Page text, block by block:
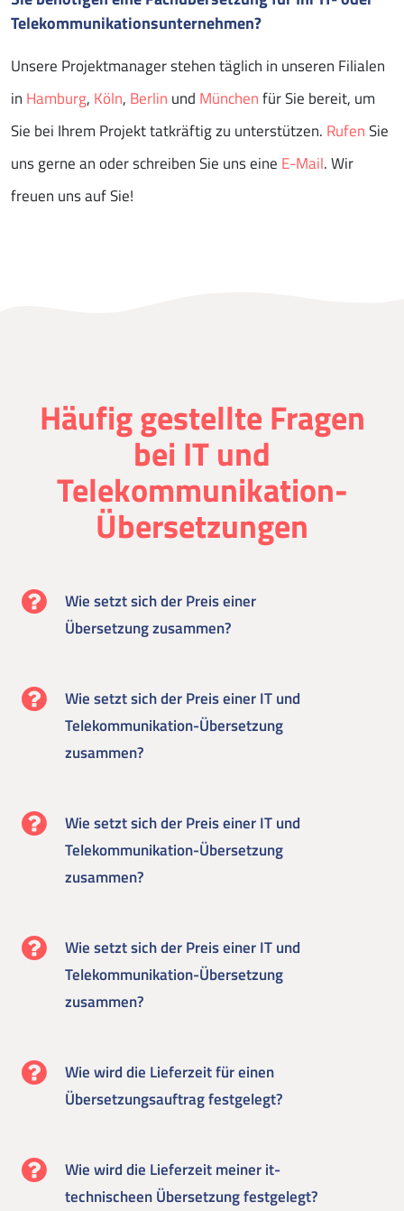
Telekommunikationsunternehmen?
Unsere Projektmanager stehen täglich in unseren Filialen
in Hamburg, Köln, Berlin und Münchenfür Sie bereit, um
Sie bei Ihrem Projekt tatkräftig zu unterstützen. RufenSie
uns gerne an oder schreiben Sie uns eine E-Mail. Wir
freuen uns auf Sie!
Häufig gestellte Fragen
bei IT und
Telekommunikation-
Übersetzungen
Wie setzt sich der Preis einer
Übersetzung zusammen?
Wie setzt sich der Preis einer IT und
Telekommunikation-Übersetzung
zusammen?
Wie setzt sich der Preis einer IT und
Telekommunikation-Übersetzung
zusammen?
Wie setzt sich der Preis einer IT und
Telekommunikation-Übersetzung
zusammen?
Wie wird die Lieferzeit für einen
Übersetzungsauftrag festgelegt?
Wie wird die Lieferzeit meiner it-
technischeen Übersetzung festgelegt?